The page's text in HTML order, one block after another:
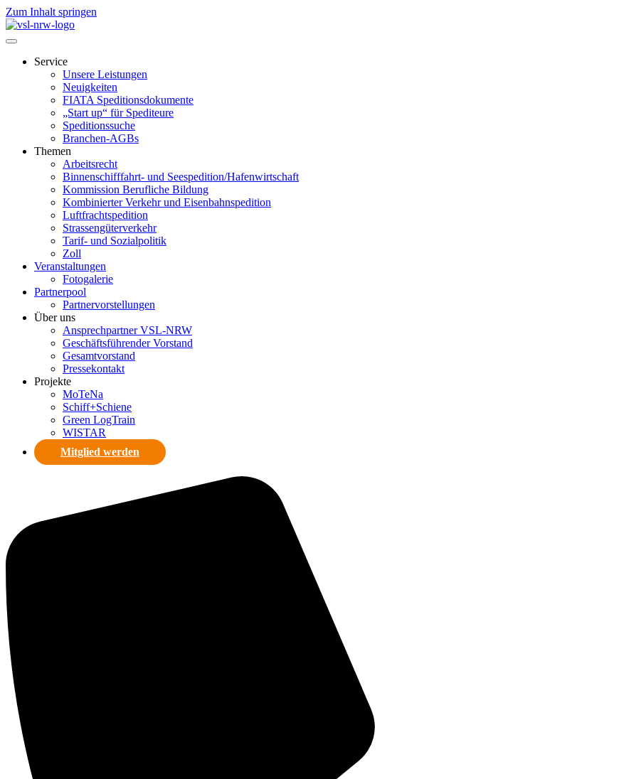
Zum Inhalt springen
Service
Unsere Leistungen
Neuigkeiten
FIATA Speditionsdokumente
„Start up“ für Spediteure
Speditionssuche
Branchen-AGBs
Themen
Arbeitsrecht
Binnenschifffahrt- und Seespedition/Hafenwirtschaft
Kommission Berufliche Bildung
Kombinierter Verkehr und Eisenbahnspedition
Luftfrachtspedition
Strassengüterverkehr
Tarif- und Sozialpolitik
Zoll
Veranstaltungen
Fotogalerie
Partnerpool
Partnervorstellungen
Über uns
Ansprechpartner VSL-NRW
Geschäftsführender Vorstand
Gesamtvorstand
Pressekontakt
Projekte
MoTeNa
Schiff+Schiene
Green LogTrain
WISTAR
Mitglied werden